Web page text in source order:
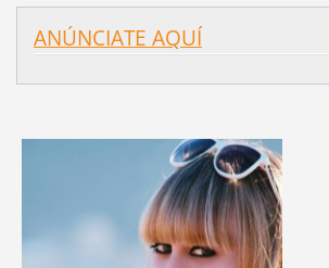
ANÚNCIATE AQUÍ